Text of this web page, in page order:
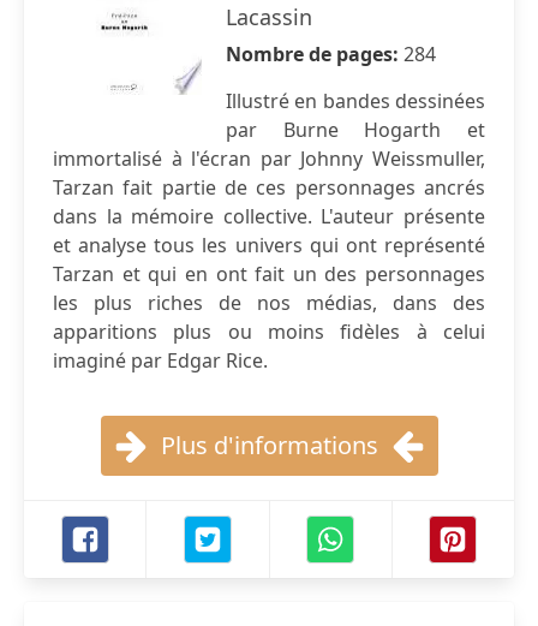
Lacassin
Nombre de pages: 284
Illustré en bandes dessinées
par Burne Hogarth et
immortalisé à l'écran par Johnny Weissmuller,
Tarzan fait partie de ces personnages ancrés
dans la mémoire collective. L'auteur présente
et analyse tous les univers qui ont représenté
Tarzan et qui en ont fait un des personnages
les plus riches de nos médias, dans des
apparitions plus ou moins fidèles à celui
imaginé par Edgar Rice.
Plus d'informations